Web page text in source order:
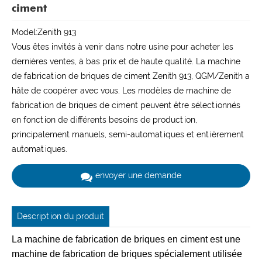
ciment
Model:Zenith 913
Vous êtes invités à venir dans notre usine pour acheter les
dernières ventes, à bas prix et de haute qualité. La machine
de fabrication de briques de ciment Zenith 913, QGM/Zenith a
hâte de coopérer avec vous. Les modèles de machine de
fabrication de briques de ciment peuvent être sélectionnés
en fonction de différents besoins de production,
principalement manuels, semi-automatiques et entièrement
automatiques.
envoyer une demande
Description du produit
La machine de fabrication de briques en ciment est une
machine de fabrication de briques spécialement utilisée